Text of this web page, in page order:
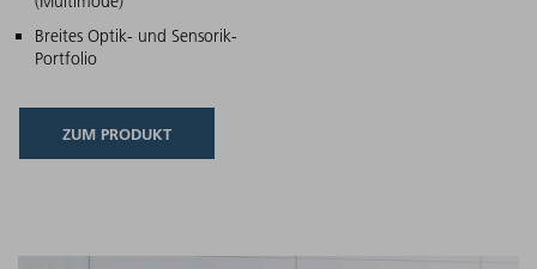
Breites Optik- und Sensorik-
Portfolio
ZUM PRODUKT